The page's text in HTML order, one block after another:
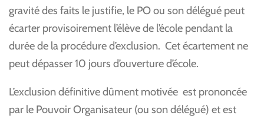
gravité des faits le justifie, le PO ou son délégué peut
écarter provisoirement l’élève de l’école pendant la
durée de la procédure d’exclusion. Cet écartement ne
peut dépasser 10 jours d’ouverture d’école.
L’exclusion définitive dûment motivée est prononcée
par le Pouvoir Organisateur (ou son délégué) et est